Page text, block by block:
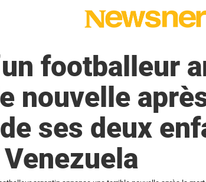
footballeur
nouvelle
ses deux